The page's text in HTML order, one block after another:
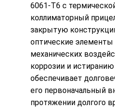
6061-T6 с
коллиматорный
закрытую
оптические элементы
механических
коррозии и
обеспечивает
его первоначальный
протяжении долгого